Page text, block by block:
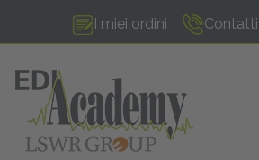
I miei ordini Contatti